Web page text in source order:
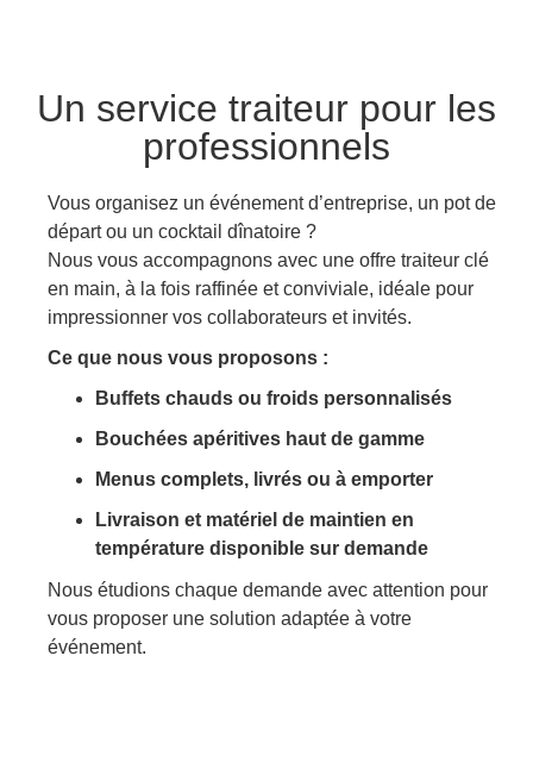
Un service traiteur pour les
professionnels
Vous organisez un événement d’entreprise, un pot de
départ ou un cocktail dînatoire ?
Nous vous accompagnons avec une offre traiteur clé
en main, à la fois raffinée et conviviale, idéale pour
impressionner vos collaborateurs et invités.
Ce que nous vous proposons :
Buffets chauds ou froids personnalisés
Bouchées apéritives haut de gamme
Menus complets, livrés ou à emporter
Livraison et matériel de maintien en
température disponible sur demande
Nous étudions chaque demande avec attention pour
vous proposer une solution adaptée à votre
événement.